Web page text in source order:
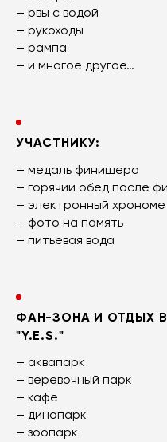
— рвы с водой
— рукоходы
— рампа
— и многое другое…
УЧАСТНИКУ:
— медаль финишера
— горячий обед после
— электронный
— фото на память
— питьевая вода
ФАН-ЗОНА И ОТДЫХ В
"Y.E.S."
— аквапарк
— веревочный парк
— кафе
— динопарк
— зоопарк